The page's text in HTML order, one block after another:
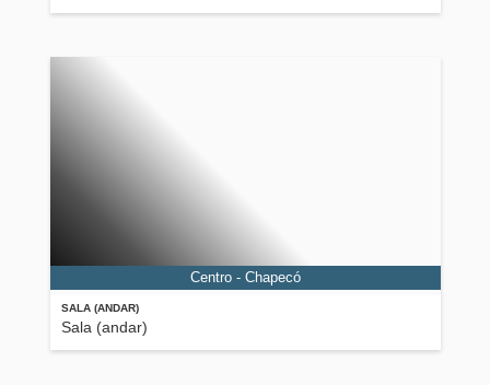
SALA (ANDAR)
Sala (andar)
Centro - Chapecó